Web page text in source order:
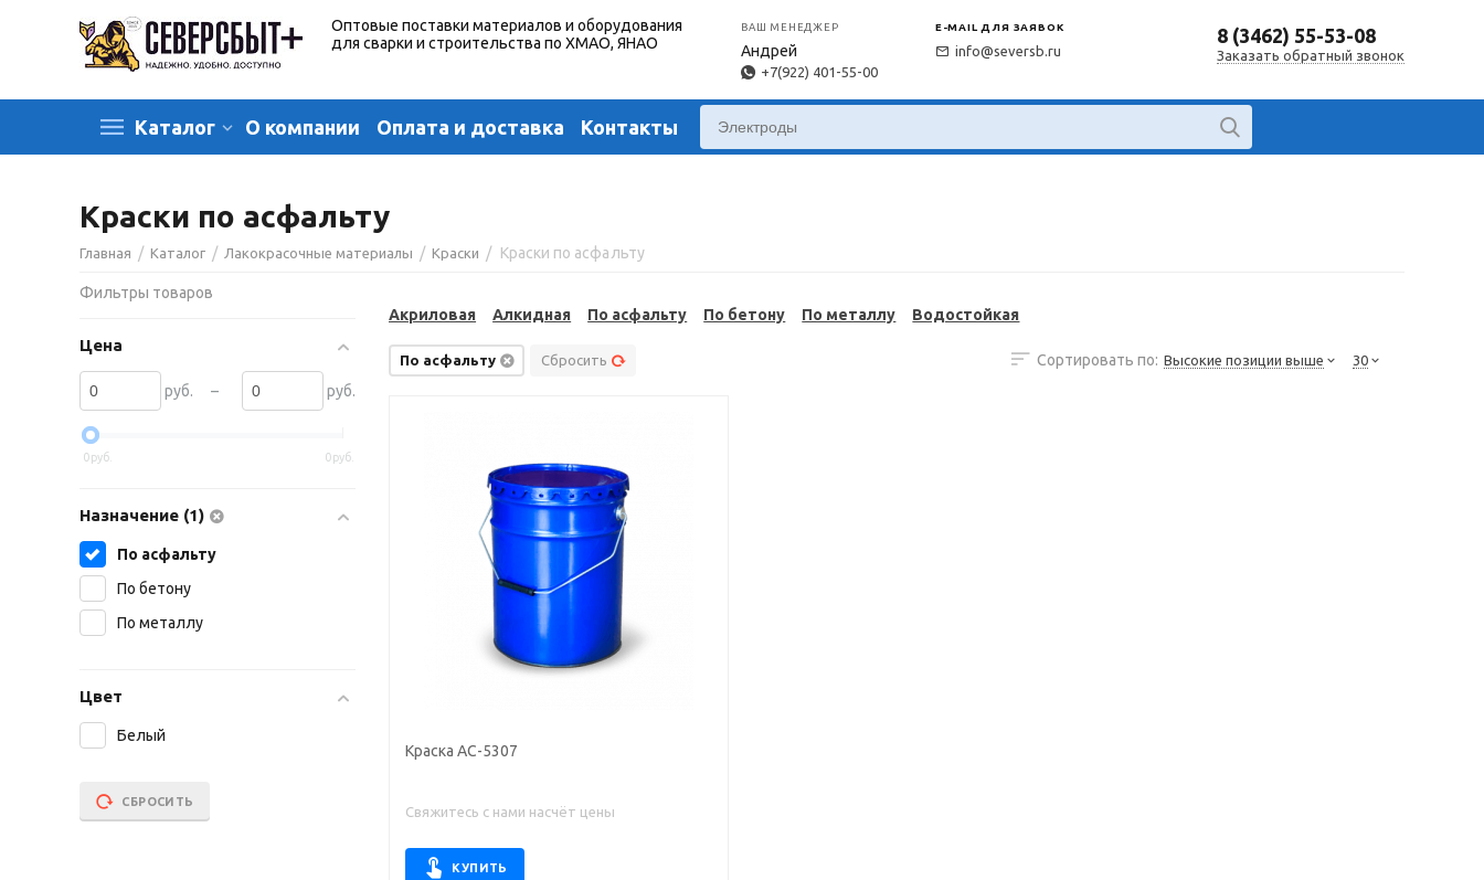
Оптовые поставки материалов и оборудования
для сварки и строительства по ХМАО, ЯНАО
ВАШ МЕНЕДЖЕР
Андрей
+7(922) 401-55-00
E-MAIL ДЛЯ ЗАЯВОК
info@seversb.ru
8 (3462) 55-53-08
Заказать обратный звонок
Каталог О компании Оплата и доставка Контакты
Краски по асфальту
Главная / Каталог / Лакокрасочные материалы / Краски / Краски по асфальту
Акриловая Алкидная По асфальту По бетону По металлу Водостойкая
По асфальту Сбросить Сортировать по: Высокие позиции выше 30
Краска АС-5307
Свяжитесь с нами насчёт цены
КУПИТЬ
Фильтры товаров
Цена
руб. – руб.
0руб. 0руб.
Назначение (1)
По асфальту
По бетону
По металлу
Цвет
Белый
СБРОСИТЬ